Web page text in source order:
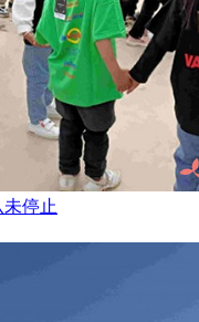
停止